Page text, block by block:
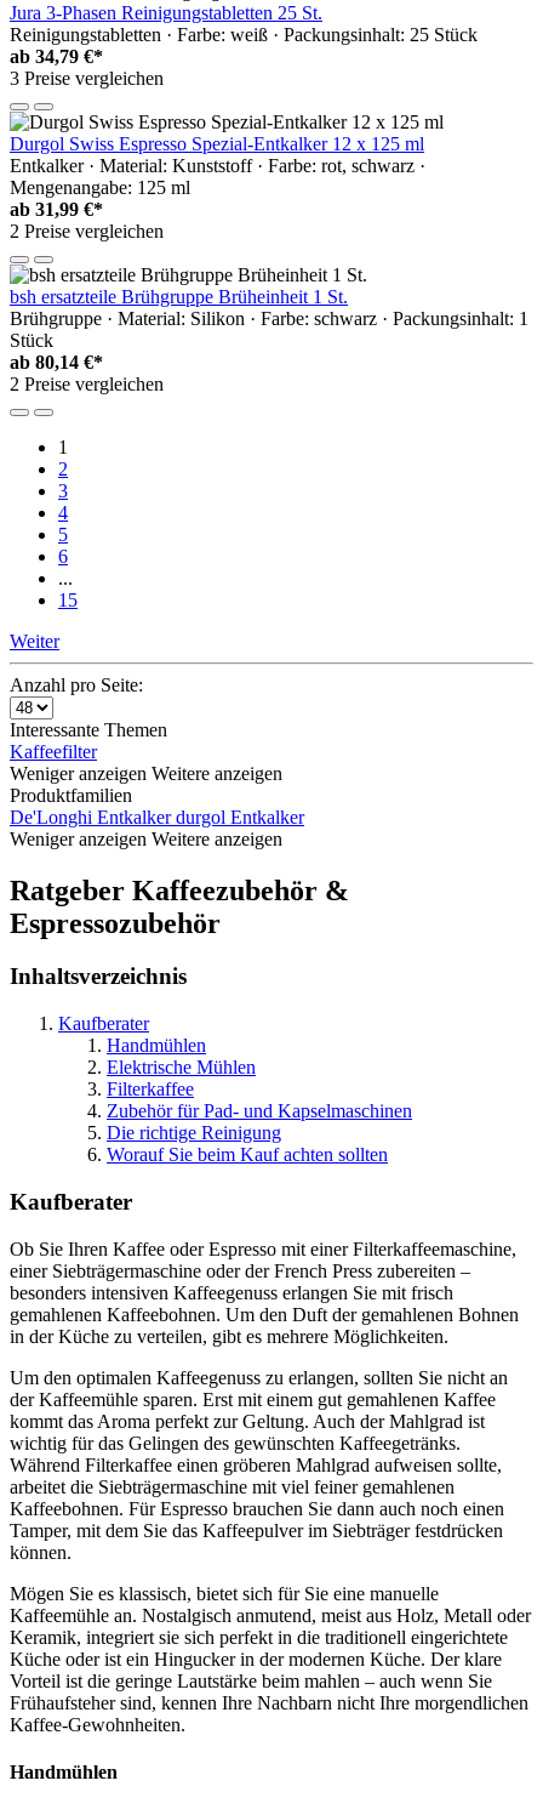
Jura 3-Phasen Reinigungstabletten 25 St.
Reinigungstabletten · Farbe: weiß · Packungsinhalt: 25 Stück
ab 34,79 €*
3 Preise vergleichen
Durgol Swiss Espresso Spezial-Entkalker 12 x 125 ml
Entkalker · Material: Kunststoff · Farbe: rot, schwarz ·
Mengenangabe: 125 ml
ab 31,99 €*
2 Preise vergleichen
bsh ersatzteile Brühgruppe Brüheinheit 1 St.
Brühgruppe · Material: Silikon · Farbe: schwarz · Packungsinhalt: 1
Stück
ab 80,14 €*
2 Preise vergleichen
1
2
3
4
5
6
...
15
Weiter
Anzahl pro Seite:
Interessante Themen
Kaffeefilter
Weniger anzeigen Weitere anzeigen
Produktfamilien
De'Longhi Entkalkerdurgol Entkalker
Weniger anzeigen Weitere anzeigen
Ratgeber Kaffeezubehör &
Espressozubehör
Inhaltsverzeichnis
Kaufberater
Handmühlen
Elektrische Mühlen
Filterkaffee
Zubehör für Pad- und Kapselmaschinen
Die richtige Reinigung
Worauf Sie beim Kauf achten sollten
Kaufberater
Ob Sie Ihren Kaffee oder Espresso mit einer Filterkaffeemaschine,
einer Siebträgermaschine oder der French Press zubereiten –
besonders intensiven Kaffeegenuss erlangen Sie mit frisch
gemahlenen Kaffeebohnen. Um den Duft der gemahlenen Bohnen
in der Küche zu verteilen, gibt es mehrere Möglichkeiten.
Um den optimalen Kaffeegenuss zu erlangen, sollten Sie nicht an
der Kaffeemühle sparen. Erst mit einem gut gemahlenen Kaffee
kommt das Aroma perfekt zur Geltung. Auch der Mahlgrad ist
wichtig für das Gelingen des gewünschten Kaffeegetränks.
Während Filterkaffee einen gröberen Mahlgrad aufweisen sollte,
arbeitet die Siebträgermaschine mit viel feiner gemahlenen
Kaffeebohnen. Für Espresso brauchen Sie dann auch noch einen
Tamper, mit dem Sie das Kaffeepulver im Siebträger festdrücken
können.
Mögen Sie es klassisch, bietet sich für Sie eine manuelle
Kaffeemühle an. Nostalgisch anmutend, meist aus Holz, Metall oder
Keramik, integriert sie sich perfekt in die traditionell eingerichtete
Küche oder ist ein Hingucker in der modernen Küche. Der klare
Vorteil ist die geringe Lautstärke beim mahlen – auch wenn Sie
Frühaufsteher sind, kennen Ihre Nachbarn nicht Ihre morgendlichen
Kaffee-Gewohnheiten.
Handmühlen